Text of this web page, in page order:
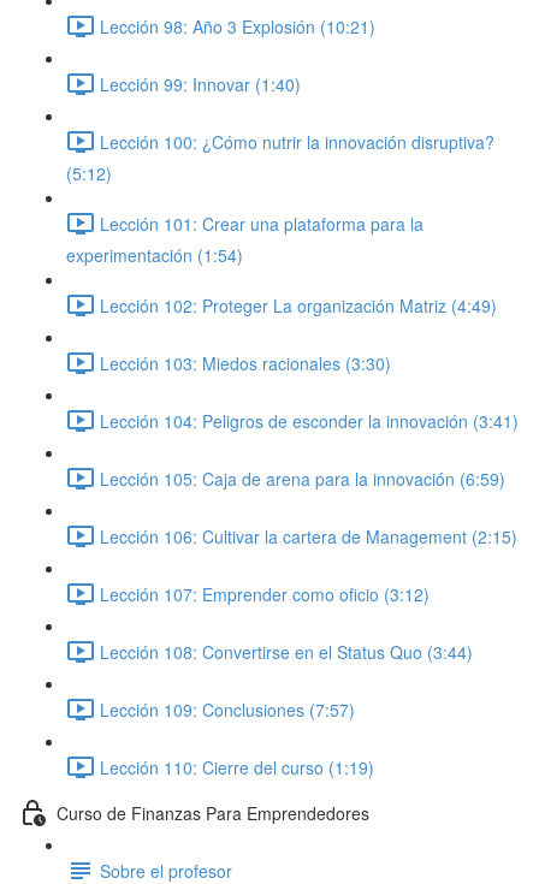
Lección 98: Año 3 Explosión (10:21)
Lección 99: Innovar (1:40)
Lección 100: ¿Cómo nutrir la innovación disruptiva?
(5:12)
Lección 101: Crear una plataforma para la
experimentación (1:54)
Lección 102: Proteger La organización Matriz (4:49)
Lección 103: Miedos racionales (3:30)
Lección 104: Peligros de esconder la innovación (3:41)
Lección 105: Caja de arena para la innovación (6:59)
Lección 106: Cultivar la cartera de Management (2:15)
Lección 107: Emprender como oficio (3:12)
Lección 108: Convertirse en el Status Quo (3:44)
Lección 109: Conclusiones (7:57)
Lección 110: Cierre del curso (1:19)
Curso de Finanzas Para Emprendedores
Sobre el profesor